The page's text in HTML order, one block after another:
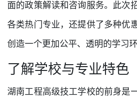
面的政策解读和咨询服务。此次
各类热门专业，还提供了多种优
创造一个更加公平、透明的学习环
了解学校与专业特色
湖南工程高级技工学校的前身是